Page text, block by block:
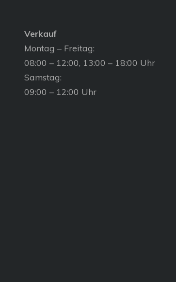
Verkauf
Montag – Freitag:
08:00 – 12:00, 13:00 – 18:00 Uhr
Samstag:
09:00 – 12:00 Uhr